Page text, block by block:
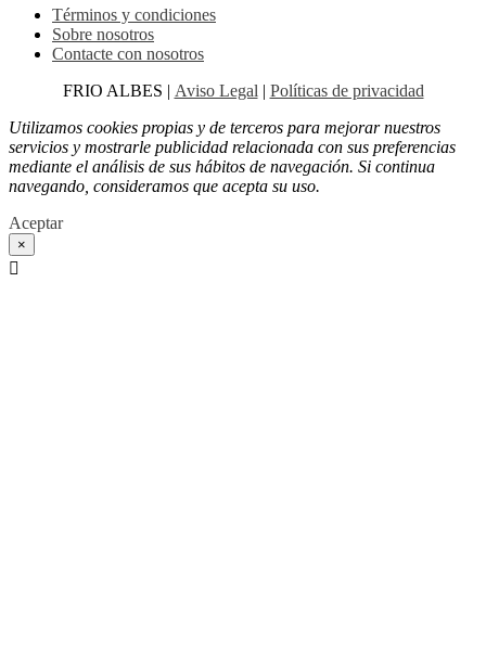
Términos y condiciones
Sobre nosotros
Contacte con nosotros
FRIO ALBES | Aviso Legal| Políticas de privacidad
Utilizamos cookies propias y de terceros para mejorar nuestros
servicios y mostrarle publicidad relacionada con sus preferencias
mediante el análisis de sus hábitos de navegación. Si continua
navegando, consideramos que acepta su uso.
Aceptar
×
